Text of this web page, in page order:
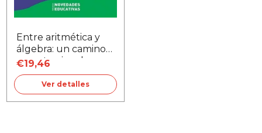
Entre aritmética y
álgebra: un camino
que atraviesa los
niveles primario y
secundario
€19,46
Ver detalles